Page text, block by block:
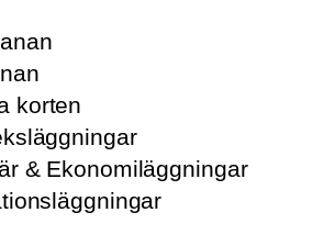
korten
& Ekonomiläggningar